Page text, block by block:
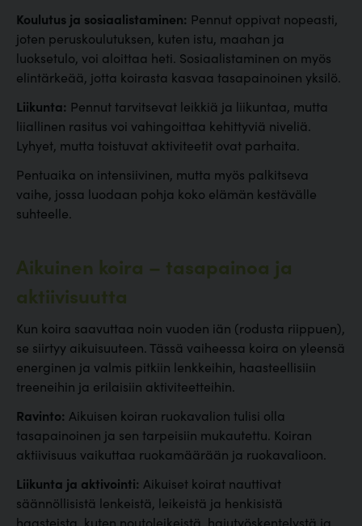
Koulutus ja sosiaalistaminen: Pennut oppivat nopeasti,
joten peruskoulutuksen, kuten istu, maahan ja
luoksetulo, voi aloittaa heti. Sosiaalistaminen on myös
elintärkeää, jotta koirasta kasvaa tasapainoinen yksilö.
Liikunta: Pennut tarvitsevat leikkiä ja liikuntaa, mutta
liiallinen rasitus voi vahingoittaa kehittyviä niveliä.
Lyhyet, mutta toistuvat aktiviteetit ovat parhaita.
Pentuaika on intensiivinen, mutta myös palkitseva
vaihe, jossa luodaan pohja koko elämän kestävälle
suhteelle.
Aikuinen koira – tasapainoa ja
aktiivisuutta
Kun koira saavuttaa noin vuoden iän (rodusta riippuen),
se siirtyy aikuisuuteen. Tässä vaiheessa koira on yleensä
energinen ja valmis pitkiin lenkkeihin, haasteellisiin
treeneihin ja erilaisiin aktiviteetteihin.
Ravinto: Aikuisen koiran ruokavalion tulisi olla
tasapainoinen ja sen tarpeisiin mukautettu. Koiran
aktiivisuus vaikuttaa ruokamäärään ja ruokavalioon.
Liikunta ja aktivointi: Aikuiset koirat nauttivat
säännöllisistä lenkeistä, leikeistä ja henkisistä
haasteista, kuten noutoleikeistä, hajutyöskentelystä ja